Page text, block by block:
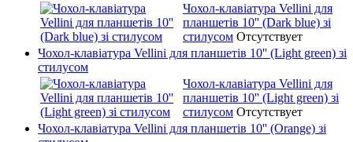
Чохол-клавіатура Vellini для
планшетів 10'' (Dark blue) зі
стилусом Отсутствует
Чохол-клавіатура Vellini для планшетів 10'' (Light green) зі
стилусом
Чохол-клавіатура Vellini для
планшетів 10'' (Light green) зі
стилусом Отсутствует
Чохол-клавіатура Vellini для планшетів 10'' (Orange) зі